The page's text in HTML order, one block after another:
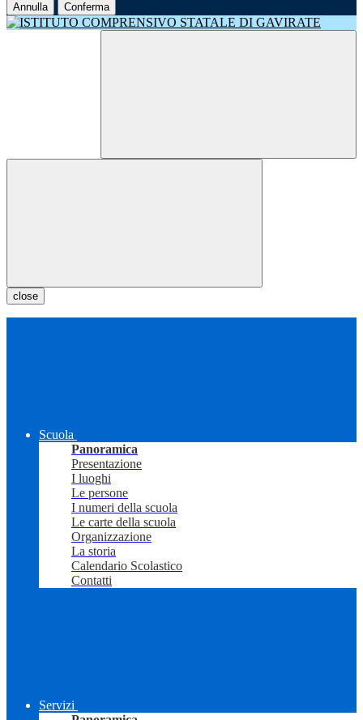
Annulla Conferma
close
Scuola
Panoramica
Presentazione
I luoghi
Le persone
I numeri della scuola
Le carte della scuola
Organizzazione
La storia
Calendario Scolastico
Contatti
Servizi